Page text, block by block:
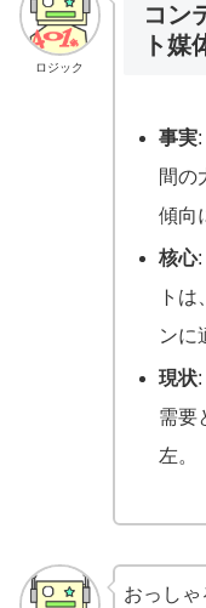
ロジック
コン
ト媒
事実:
間の
傾向
核心:
ト
ンに
現状:
需要
左。
おっし